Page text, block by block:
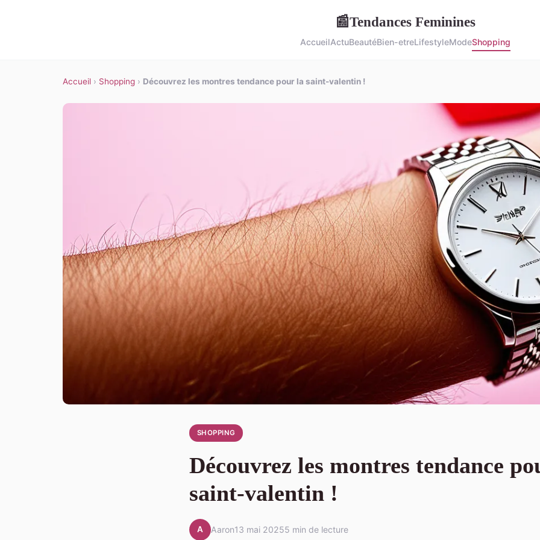
📰Tendances Feminines
AccueilActuBeautéBien-etreLifestyleModeShopping
Accueil › Shopping › Découvrez les montres tendance pour la saint-valentin !
SHOPPING
Découvrez les montres tendance
saint-valentin !
A Aaron13 mai 20255 min de lecture